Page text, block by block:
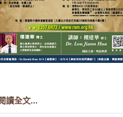
讀全文...